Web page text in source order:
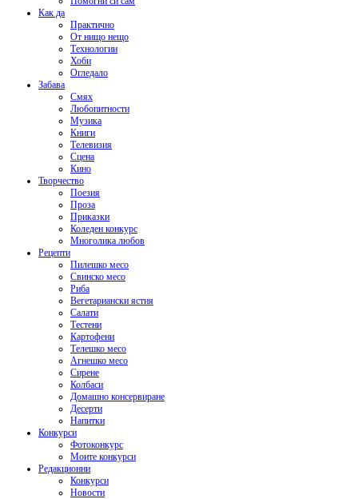
Как да
Практично
От нищо нещо
Технологии
Хоби
Огледало
Забава
Смях
Любопитности
Музика
Книги
Телевизия
Сцена
Кино
Творчество
Поезия
Проза
Приказки
Коледен конкурс
Многолика любов
Рецепти
Пилешко месо
Свинско месо
Риба
Вегетариански ястия
Салати
Тестени
Картофени
Телешко месо
Агнешко месо
Сирене
Колбаси
Домашно консервиране
Десерти
Напитки
Конкурси
Фотоконкурс
Моите конкурси
Редакционни
Конкурси
Новости